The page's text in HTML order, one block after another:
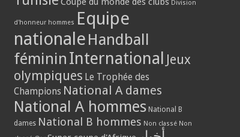
Division
d'honneur hommes Equipe
nationale Handball
féminin International Jeux
olympiques Le Trophée des
Champions National A dames
National A hommes National B
dames National B hommes Non classé Non